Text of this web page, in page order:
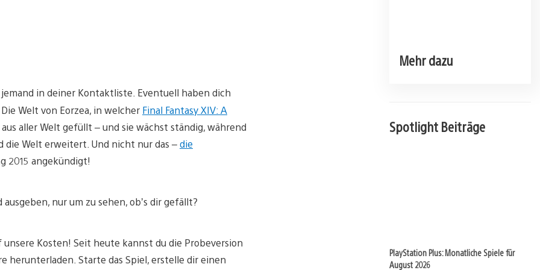
in deiner Kontaktliste. Eventuell haben dich
Welt von Eorzea, in welcher Final Fantasy XIV: A
aller Welt gefüllt – und sie wächst ständig, während
die Welt erweitert. Und nicht nur das –die
2015 angekündigt!
nur um zu sehen, ob’s dir gefällt?
Kosten! Seit heute kannst du die Probeversion
herunterladen. Starte das Spiel, erstelle dir einen
Mehr dazu
Spotlight Beiträge
PlayStation Plus: Monatliche Spiele für
August 2026